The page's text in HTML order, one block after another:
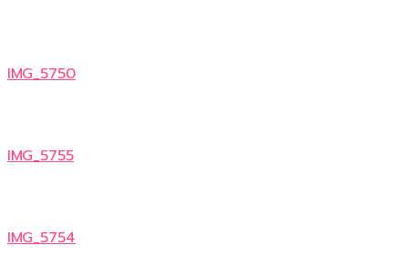
IMG_5750
IMG_5755
IMG_5754